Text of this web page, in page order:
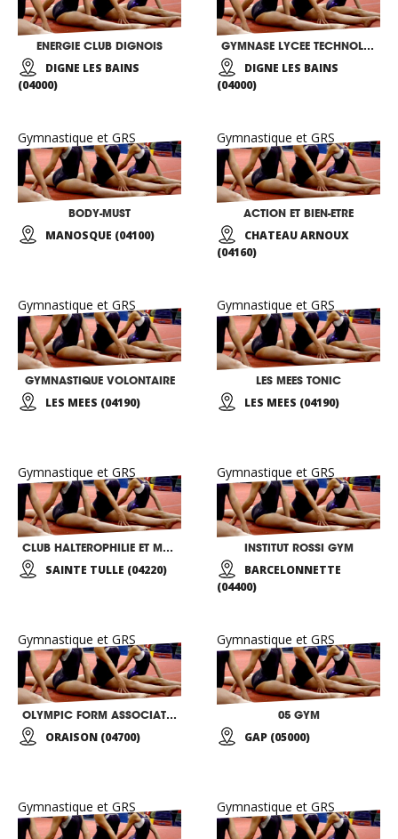
ENERGIE CLUB DIGNOIS
DIGNE LES BAINS
(04000)
GYMNASE LYCEE TECHNOLOGIQUE
DIGNE LES BAINS
(04000)
Gymnastique et GRS
BODY-MUST
MANOSQUE (04100)
Gymnastique et GRS
ACTION ET BIEN-ETRE
CHATEAU ARNOUX
(04160)
Gymnastique et GRS
GYMNASTIQUE VOLONTAIRE
LES MEES (04190)
Gymnastique et GRS
LES MEES TONIC
LES MEES (04190)
Gymnastique et GRS
CLUB HALTEROPHILIE ET MUSCULATION
SAINTE TULLE (04220)
Gymnastique et GRS
INSTITUT ROSSI GYM
BARCELONNETTE
(04400)
Gymnastique et GRS
OLYMPIC FORM ASSOCIATION
ORAISON (04700)
Gymnastique et GRS
05 GYM
GAP (05000)
Gymnastique et GRS Gymnastique et GRS